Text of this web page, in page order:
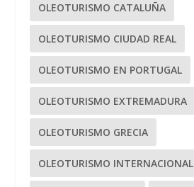
OLEOTURISMO CATALUÑA
OLEOTURISMO CIUDAD REAL
OLEOTURISMO EN PORTUGAL
OLEOTURISMO EXTREMADURA
OLEOTURISMO GRECIA
OLEOTURISMO INTERNACIONAL